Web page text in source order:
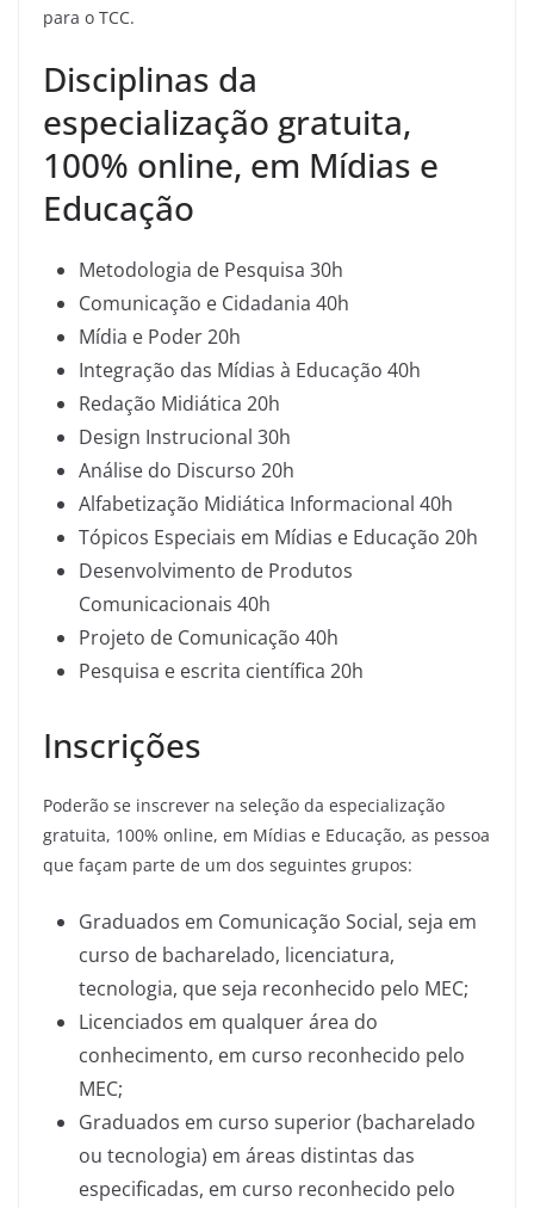
para o TCC.
Disciplinas da
especialização gratuita,
100% online, em Mídias e
Educação
Metodologia de Pesquisa 30h
Comunicação e Cidadania 40h
Mídia e Poder 20h
Integração das Mídias à Educação 40h
Redação Midiática 20h
Design Instrucional 30h
Análise do Discurso 20h
Alfabetização Midiática Informacional 40h
Tópicos Especiais em Mídias e Educação 20h
Desenvolvimento de Produtos
Comunicacionais 40h
Projeto de Comunicação 40h
Pesquisa e escrita científica 20h
Inscrições
Poderão se inscrever na seleção da especialização
gratuita, 100% online, em Mídias e Educação, as pessoa
que façam parte de um dos seguintes grupos:
Graduados em Comunicação Social, seja em
curso de bacharelado, licenciatura,
tecnologia, que seja reconhecido pelo MEC;
Licenciados em qualquer área do
conhecimento, em curso reconhecido pelo
MEC;
Graduados em curso superior (bacharelado
ou tecnologia) em áreas distintas das
especificadas, em curso reconhecido pelo